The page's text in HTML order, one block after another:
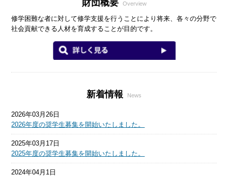
財団概要 Overview
修学困難な者に対して修学支援を行うことにより将来、各々の分野で
社会貢献できる人材を育成することが目的です。
新着情報 News
2026年03月26日
2026年度の奨学生募集を開始いたしました。
2025年03月17日
2025年度の奨学生募集を開始いたしました。
2024年04月1日